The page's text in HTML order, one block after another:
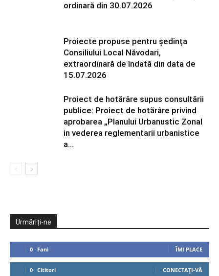
ordinară din 30.07.2026
Proiecte propuse pentru ședința
Consiliului Local Năvodari,
extraordinară de îndată din data de
15.07.2026
Proiect de hotărâre supus consultării
publice: Proiect de hotărâre privind
aprobarea „Planului Urbanustic Zonal
in vederea reglementarii urbanistice
a...
Urmăriți-ne
0 Fani ÎMI PLACE
0 Cititori CONECTAȚI-VĂ